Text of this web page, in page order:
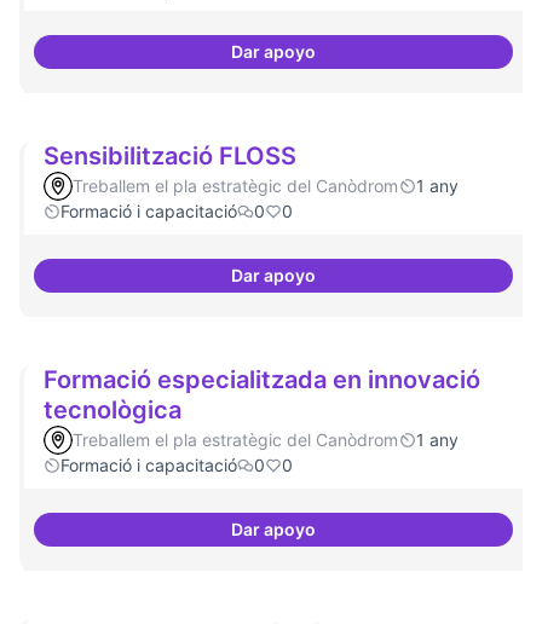
Dar apoyoLobby per FLOSS i
Sensibilització FLOSS
Treballem el pla estratègic del Canòdrom
1 any
Formació i capacitació
0 0
Dar apoyoSensibilització FLOSS
Formació especialitzada en innovació
tecnològica
Treballem el pla estratègic del Canòdrom
1 any
Formació i capacitació
0 0
Dar apoyoFormació especialitzada en